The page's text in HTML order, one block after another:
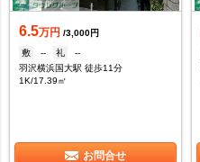
6.5万円 /3,000円
敷
-- 礼
--
羽沢横浜国大駅 徒歩11分
1K/17.39㎡
お問合せ